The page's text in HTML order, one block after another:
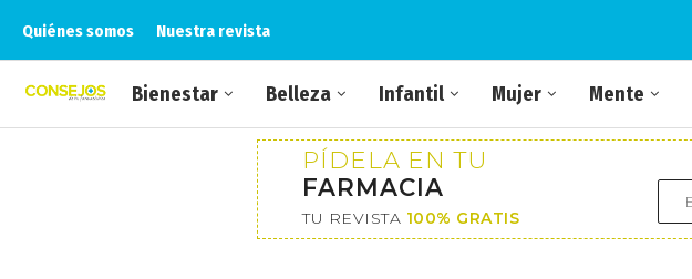
Quiénes somos Nuestra revista
Bienestar Belleza Infantil Mujer Mente
PÍDELA EN TU
FARMACIA
TU REVISTA 100% GRATIS